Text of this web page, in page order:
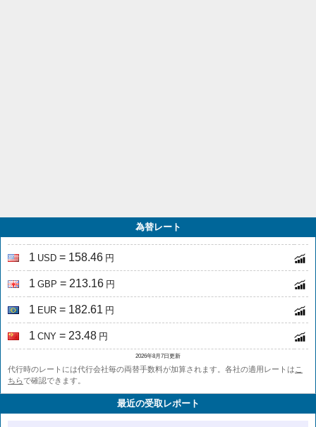
為替レート
1 USD = 158.46 円
1 GBP = 213.16 円
1 EUR = 182.61 円
1 CNY = 23.48 円
2026年8月7日更新
代行時のレートには代行会社毎の両替手数料が加算されます。各社の適用レートは こ
ちらで確認できます。
最近の受取レポート